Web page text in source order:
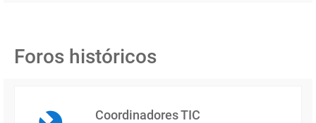
Foros históricos
Coordinadores TIC